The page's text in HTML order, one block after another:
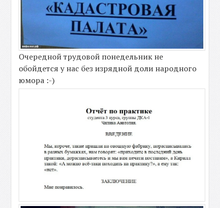
Очередной трудовой понедельник не
обойдется у нас без изрядной доли народного
юмора :-)